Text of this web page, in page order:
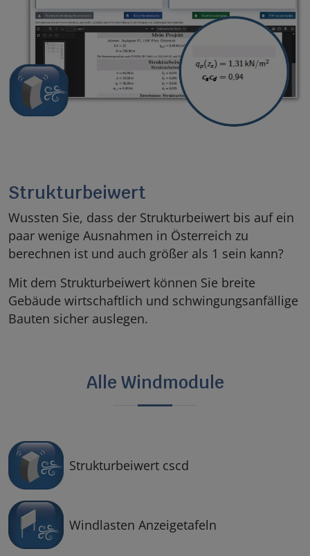
Strukturbeiwert
Wussten Sie, dass der Strukturbeiwert bis auf ein
paar wenige Ausnahmen in Österreich zu
berechnen ist und auch größer als 1 sein kann?
Mit dem Strukturbeiwert können Sie breite
Gebäude wirtschaftlich und schwingungsanfällige
Bauten sicher auslegen.
Alle Windmodule
Strukturbeiwert cscd
Windlasten Anzeigetafeln